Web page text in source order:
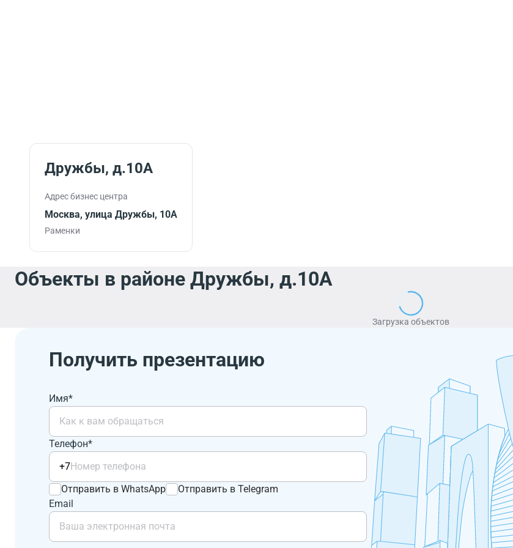
Дружбы, д.10А
Адрес бизнес центра
Москва, улица Дружбы, 10А
Раменки
Объекты в районе Дружбы, д.10А
Загрузка объектов
Получить презентацию
Имя*
Телефон*
+7
Отправить в WhatsApp
Отправить в Telegram
Email